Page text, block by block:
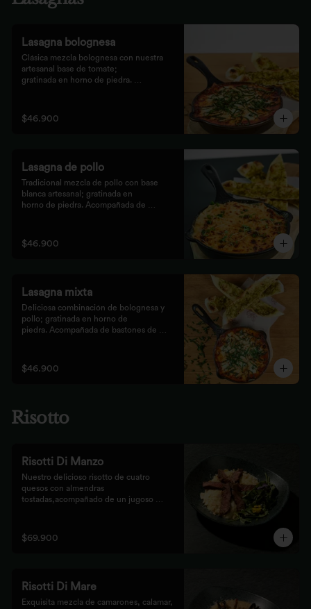
Lasagna bolognesa
Clásica mezcla bolognesa con nuestra
artesanal base de tomate;
gratinada en horno de piedra.
$46.900
Lasagna de pollo
Tradicional mezcla de pollo con base
blanca artesanal; gratinada en
horno de piedra. Acompañada de
$46.900
Lasagna mixta
Deliciosa combinación de bolognesa y
pollo; gratinada en horno de
piedra. Acompañada de bastones de
$46.900
Risotto
Risotti Di Manzo
Nuestro delicioso risotto de cuatro
quesos con almendras
tostadas,acompañado de un jugoso
$69.900
Risotti Di Mare
Exquisita mezcla de camarones, calamar,